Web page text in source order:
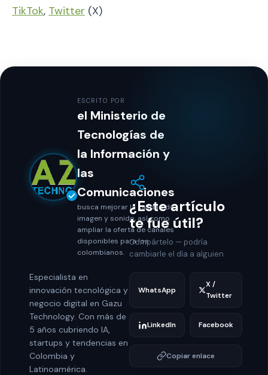
TikTok, Twitter (X)
ESCRITO POR
el Ministerio de
Tecnologías de
la Información y
las
Comunicaciones
busca mejorar la calidad de
imagen y sonido, así como
ampliar la oferta de canales
disponibles para los
colombianos.
Especialista en
innovación tecnológica y
negocio digital en Gazu
Technology. Con más de
5 años cubriendo IA,
startups y tendencias en
Colombia y
Latinoamérica.
¿Este artículo
te fue útil?
Compártelo — podría
cambiarle el día a alguien
WhatsApp
X /
Twitter
LinkedIn Facebook
Copiar enlace